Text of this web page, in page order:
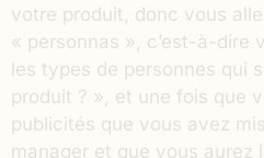
votre produit, donc vous
« personnas », c’est-à-dire
les types de personnes qui
produit ? », et une fois que
publicités que vous avez
manager et que vous aurez